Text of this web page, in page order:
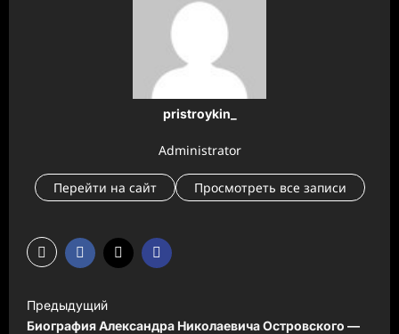
pristroykin_
Administrator
Перейти на сайт Просмотреть все записи
а
Предыдущий
Биография Александра Николаевича Островского —